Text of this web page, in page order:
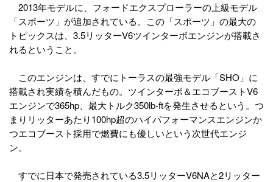
2013年モデルに、フォードエクスプローラーの上級モデル
「スポーツ」が追加されている。この「スポーツ」の最大の
トピックスは、3.5リッターV6ツインターボエンジンが搭載さ
れるということ。
このエンジンは、すでにトーラスの最強モデル「SHO」に
搭載され実績を積んだもの。ツインターボ＆エコブーストV6
エンジンで365hp、最大トルク350lb-ftを発生させるという。つ
まりリッターあたり100hp超のハイパフォーマンスエンジンか
つエコブースト採用で燃費にも優しいという次世代エンジ
ン。
すでに日本で発売されている3.5リッターV6NAと2リッター